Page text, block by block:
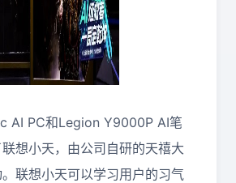
AI PC和Legion Y9000P AI笔
想小天，由公司自研的天禧大
联想小天可以学习用户的习气